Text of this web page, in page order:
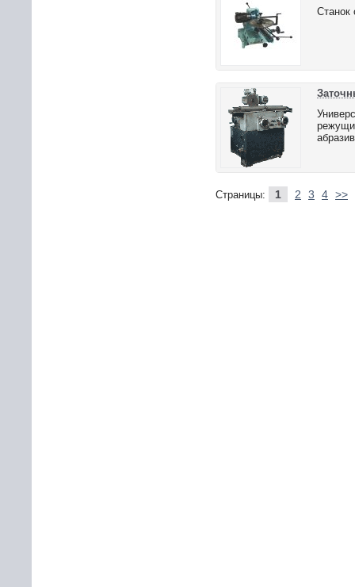
Станок
Страницы: 1 2 3 4 >>